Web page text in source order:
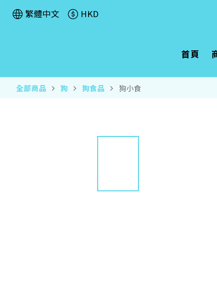
繁體中文 HKD
首頁
全部商品 狗 狗食品 狗小食